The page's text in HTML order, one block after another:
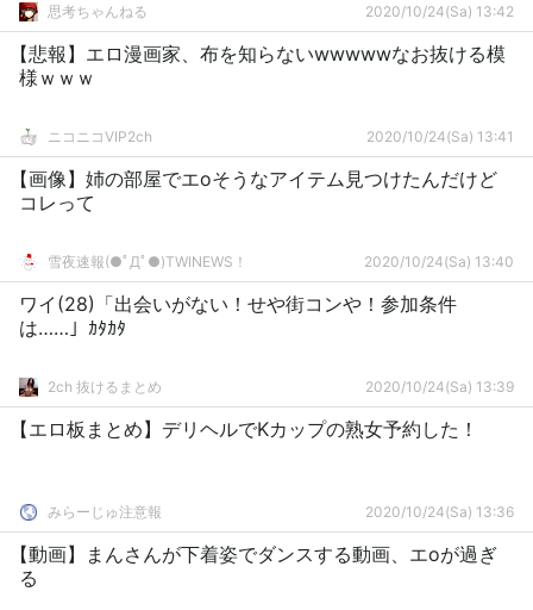
思考ちゃんねる 2020/10/24(Sa) 13:42
【悲報】エロ漫画家、布を知らないwwwwwなお抜ける模
様ｗｗｗ
ニコニコVIP2ch 2020/10/24(Sa) 13:41
【画像】姉の部屋でエoそうなアイテム見つけたんだけど
コレって
雪夜速報(●ﾟДﾟ●)TWINEWS！ 2020/10/24(Sa) 13:40
ワイ(28)「出会いがない！せや街コンや！参加条件
は……」ｶﾀｶﾀ
2ch 抜けるまとめ 2020/10/24(Sa) 13:39
【エロ板まとめ】デリヘルでKカップの熟女予約した！
みらーじゅ注意報 2020/10/24(Sa) 13:36
【動画】まんさんが下着姿でダンスする動画、エoが過ぎ
る